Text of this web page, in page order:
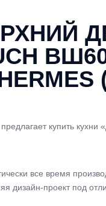
купить кухни
все время
дизайн-проект под